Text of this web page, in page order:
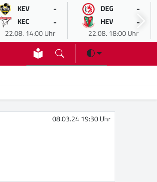
KEV -
KEC -
22.08. 14:00 Uhr
DEG -
HEV -
22.08. 18:00 Uhr
08.03.24 19:30 Uhr